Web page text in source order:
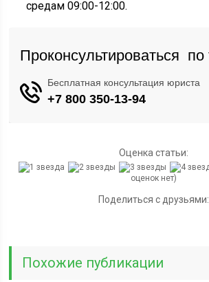
средам 09:00-12:00.
Оценка статьи:
оценок нет)
Поделиться с друзьями:
Похожие публикации